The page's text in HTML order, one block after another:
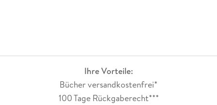
Ihre Vorteile:
Bücher versandkostenfrei*
100 Tage Rückgaberecht***